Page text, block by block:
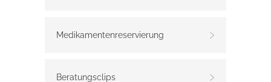
Medikamentenreservierung
Beratungsclips